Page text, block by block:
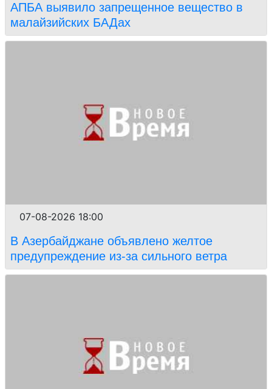
АПБА выявило запрещенное вещество в
малайзийских БАДах
07-08-2026 18:00
В Азербайджане объявлено желтое
предупреждение из-за сильного ветра